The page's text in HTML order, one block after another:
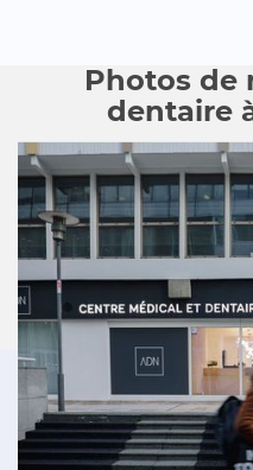
Photos de
dentaire